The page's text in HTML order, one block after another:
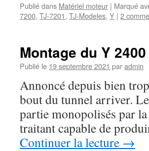
Publié dans Matériel moteur | Marqué
7200, TJ-7201, TJ-Modeles, Y | 2
Montage du Y
Publié le 19 septembre 2021 paradmin
Annoncé depuis bien
bout du tunnel arriver.
partie monopolisés par
traitant capable de
Continuer la lecture →